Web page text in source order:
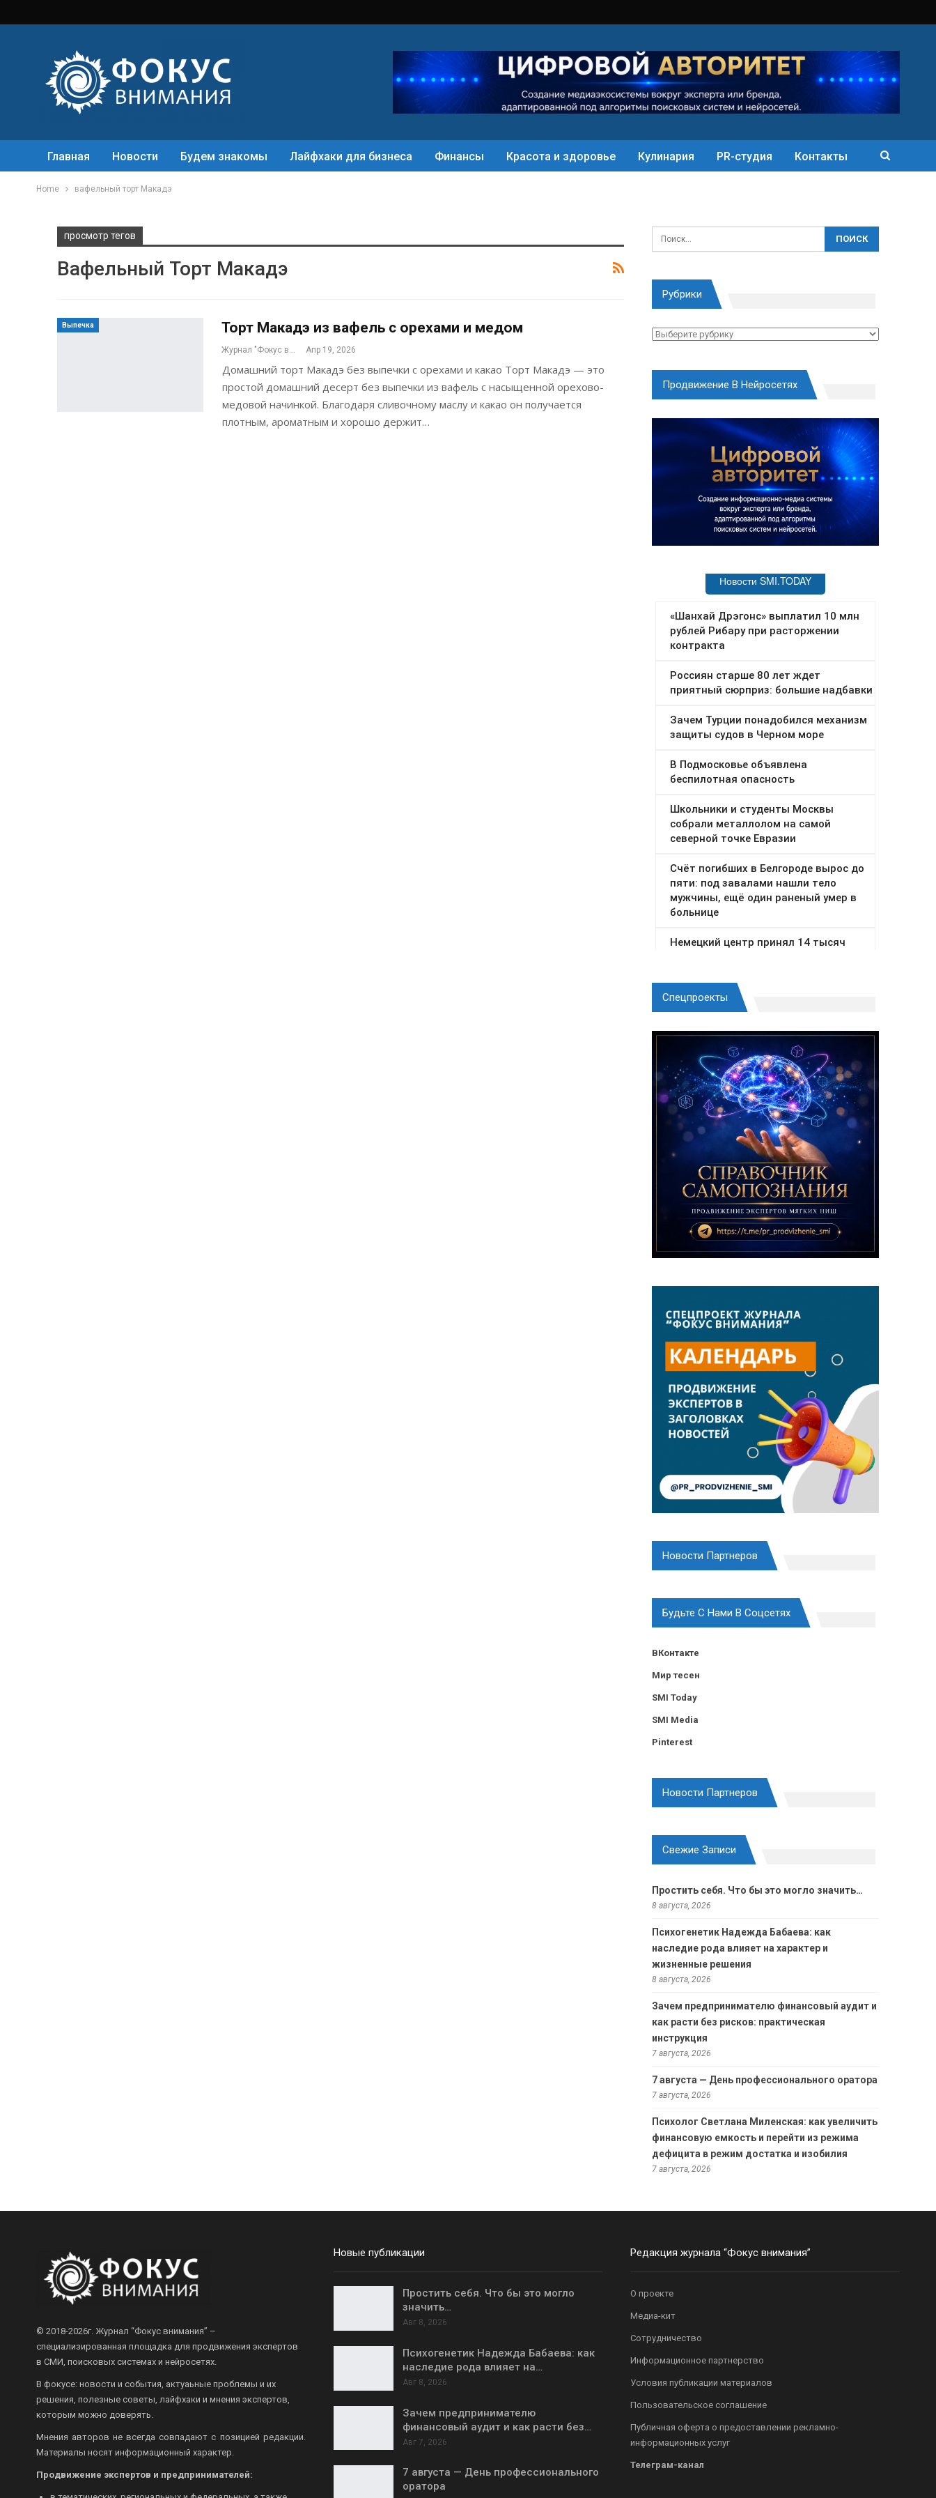
Главная Новости Будем знакомы Лайфхаки для бизнеса Финансы Красота и здоровье Кулинария PR-студия Контакты
Home вафельный торт Макадэ
просмотр тегов
Вафельный Торт Макадэ
Выпечка Торт Макадэ из вафель с орехами и медом
Журнал "Фокус внимания" Апр 19, 2026
Домашний торт Макадэ без выпечки с орехами и какао Торт Макадэ — это
простой домашний десерт без выпечки из вафель с насыщенной орехово-
медовой начинкой. Благодаря сливочному маслу и какао он получается
плотным, ароматным и хорошо держит…
Рубрики
Рубрики
Продвижение В Нейросетях
Спецпроекты
Новости Партнеров
Будьте С Нами В Соцсетях
ВКонтакте
Мир тесен
SMI Today
SMI Media
Pinterest
Новости Партнеров
Свежие Записи
Простить себя. Что бы это могло значить…
8 августа, 2026
Психогенетик Надежда Бабаева: как
наследие рода влияет на характер и
жизненные решения
8 августа, 2026
Зачем предпринимателю финансовый аудит и
как расти без рисков: практическая
инструкция
7 августа, 2026
7 августа — День профессионального оратора
7 августа, 2026
Психолог Светлана Миленская: как увеличить
финансовую емкость и перейти из режима
дефицита в режим достатка и изобилия
7 августа, 2026
© 2018-2026г. Журнал “Фокус внимания” –
специализированная площадка для продвижения экспертов
в СМИ, поисковых системах и нейросетях.
В фокусе: новости и события, актуаьные проблемы и их
решения, полезные советы, лайфхаки и мнения экспертов,
которым можно доверять.
Мнения авторов не всегда совпадают с позицией редакции.
Материалы носят информационный характер.
Продвижение экспертов и предпринимателей:
Новые публикации
Простить себя. Что бы это могло
значить…
Авг 8, 2026
Психогенетик Надежда Бабаева: как
наследие рода влияет на…
Авг 8, 2026
Зачем предпринимателю
финансовый аудит и как расти без…
Авг 7, 2026
7 августа — День профессионального
оратора
Редакция журнала “Фокус внимания”
О проекте
Медиа-кит
Сотрудничество
Информационное партнерство
Условия публикации материалов
Пользовательское соглашение
Публичная оферта о предоставлении рекламно-
информационных услуг
Телеграм-канал